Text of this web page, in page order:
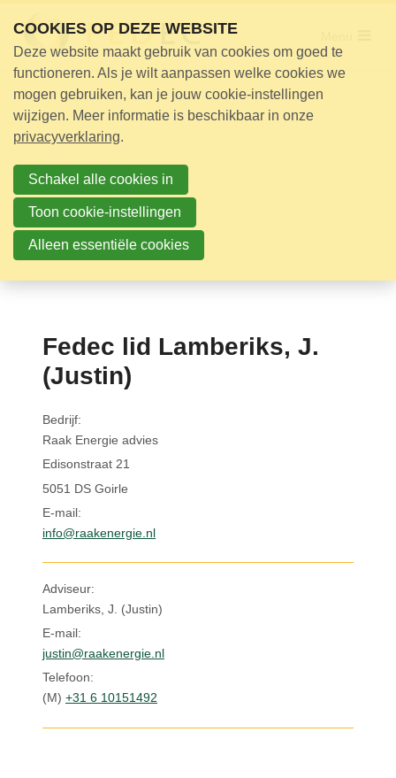
links
over
Jump
to
navigation
to
main
Fedec lid Lamberiks, J.
(Justin)
Bedrijf:
Raak Energie advies
Edisonstraat 21
5051 DS Goirle
E-mail:
info@raakenergie.nl
Adviseur:
Lamberiks, J. (Justin)
E-mail:
justin@raakenergie.nl
Telefoon:
(M) +31 6 10151492
Adviseur nodig?
Opleidingen
Bijeenkomsten
Over ons
Nieuwsbrief
Nieuws
Zoek
COOKIES OP DEZE WEBSITE
Deze website maakt gebruik van cookies om goed te
functioneren. Als je wilt aanpassen welke cookies we
mogen gebruiken, kan je jouw cookie-instellingen
wijzigen. Meer informatie is beschikbaar in onze
privacyverklaring.
Schakel alle cookies in
Toon cookie-instellingen
Alleen essentiële cookies